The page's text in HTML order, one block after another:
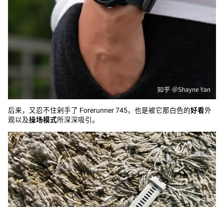
后来，又忍不住剁手了 Forerunner 745，也是被它那白色的好看外
观以及操场模式所深深吸引。